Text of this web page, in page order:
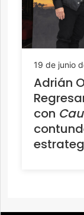
19 de junio
Adrián
con